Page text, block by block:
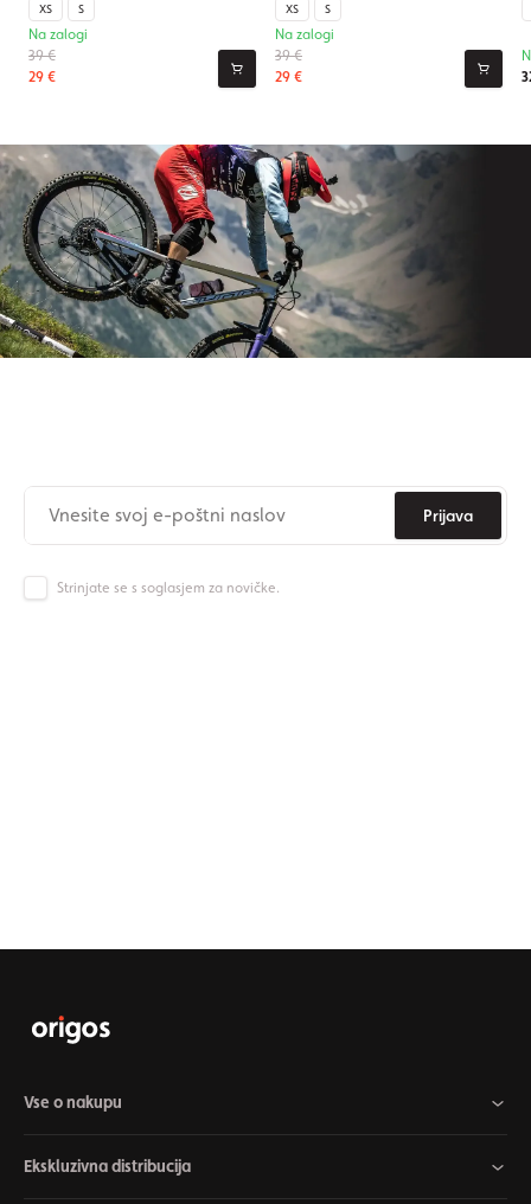
XS S
39 €
29 €
Na zalogi
XS S
39 €
29 €
Na zalogi
Prijava
Strinjate se s soglasjem za novičke.
Vse o nakupu
Ekskluzivna distribucija